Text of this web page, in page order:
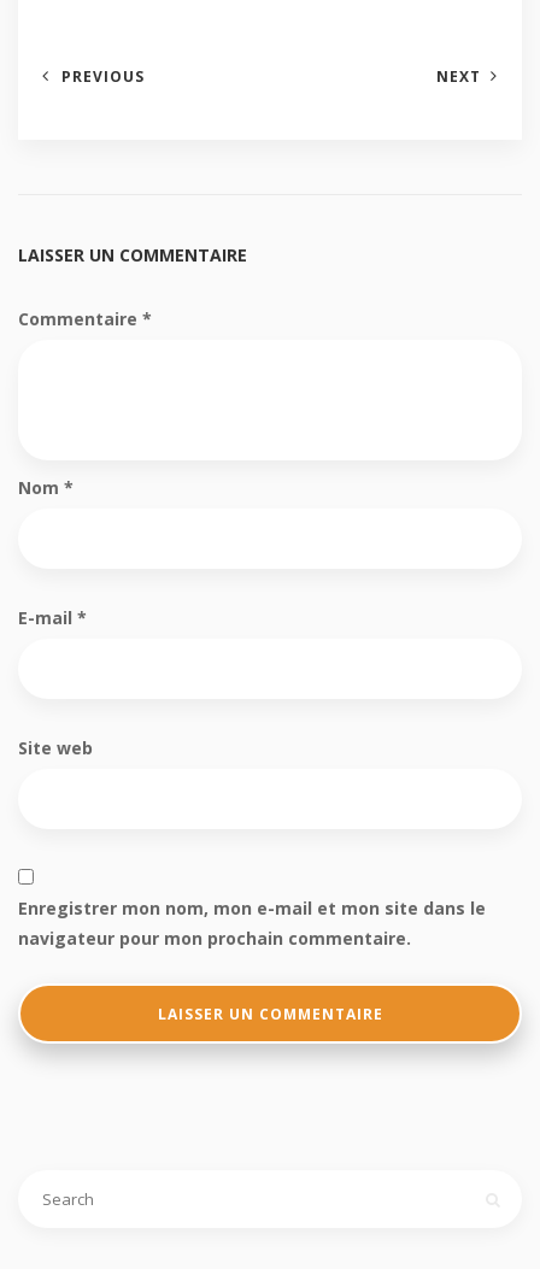
PREVIOUS NEXT
LAISSER UN COMMENTAIRE
Commentaire *
Nom *
E-mail *
Site web
Enregistrer mon nom, mon e-mail et mon site dans le
navigateur pour mon prochain commentaire.